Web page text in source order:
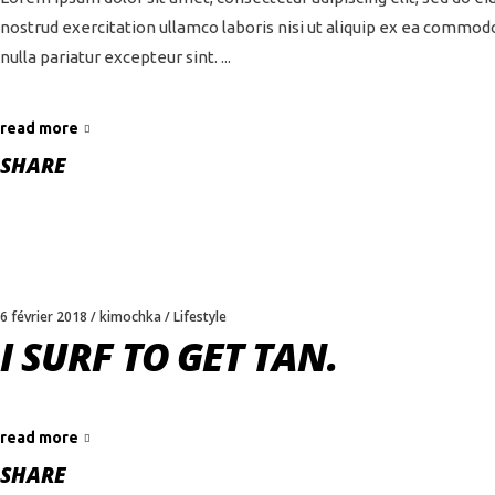
nostrud exercitation ullamco laboris nisi ut aliquip ex ea
nulla pariatur excepteur sint.
read more
SHARE
6 février 2018 kimochka Lifestyle
I SURF TO GET TAN.
read more
SHARE